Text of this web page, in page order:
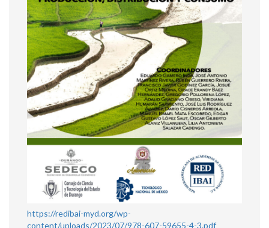
https://redibai-myd.org/wp-
content/uploads/2023/07/978-607-59655-4-3.pdf